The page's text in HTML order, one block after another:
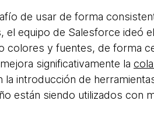
de usar de forma
equipo de Salesforce ideó
colores y fuentes, de forma
significativamente la
introducción de
están siendo utilizados con